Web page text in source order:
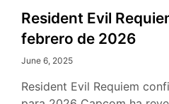
Resident Evil
febrero de 2026
June 6, 2025
Resident Evil Requiem